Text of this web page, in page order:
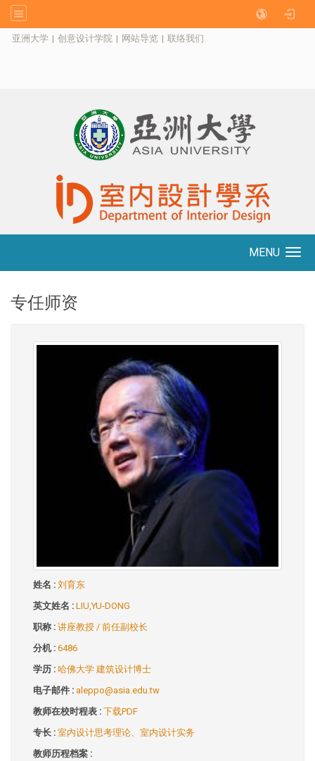
亚洲大学 | 创意设计学院 | 网站导览 | 联络我们
MENU
专任师资
姓名 : 刘育东
英文姓名 : LIU,YU-DONG
职称 : 讲座教授 / 前任副校长
分机 : 6486
学历 : 哈佛大学 建筑设计博士
电子邮件 : aleppo@asia.edu.tw
教师在校时程表 : 下载PDF
专长 : 室内设计思考理论、室内设计实务
教师历程档案 :